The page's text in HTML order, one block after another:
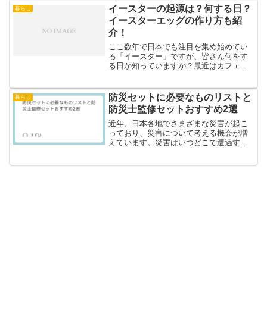
たらどうしますか？まず真っ先に「助け
なきゃ！」という気持ち...
暮らし
イースターの起源は？何する日？
イースターエッグの作り方も紹
介！
ここ数年で日本でも注目を集め始めてい
る「イースター」ですが、皆さん何をす
る日か知っていますか？最近はカフェや
可愛くて、ついつい写真を撮りたくなり
ますね。なかでもイースタ...
暮らし
防災セットに必要なものリストと
防災士監修セットおすすめ2選
近年、日本各地でさまざまな災害が起こ
っており、災害について考える機会が増
えています。災害はいつどこで遭遇する